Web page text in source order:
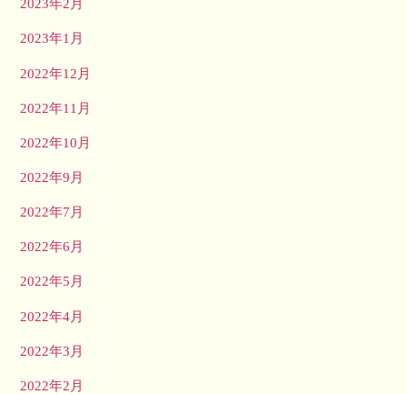
2023年2月
2023年1月
2022年12月
2022年11月
2022年10月
2022年9月
2022年7月
2022年6月
2022年5月
2022年4月
2022年3月
2022年2月